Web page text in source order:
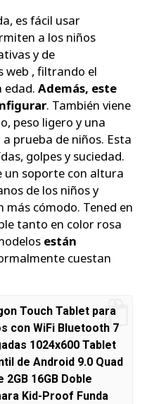
es fácil usar
a los niños
y de
web , filtrando el
edad. Además, este
. También viene
peso ligero y una
prueba de niños. Esta
golpes y suciedad.
un soporte con altura
de los niños y
más cómodo. Tened en
tanto en color rosa
están
cuestan
Touch Tablet para
con WiFi Bluetooth 7
1024x600 Tablet
de Android 9.0 Quad
2GB 16GB Doble
Kid-Proof Funda